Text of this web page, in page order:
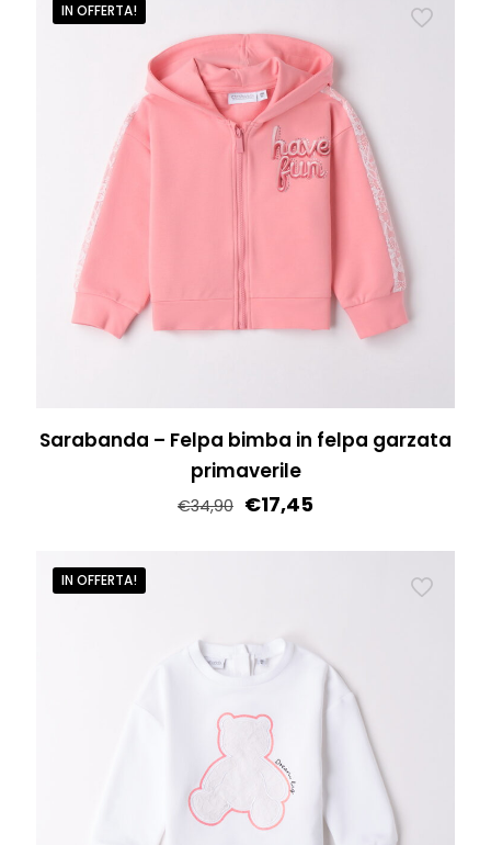
ha
più
varianti.
Le
opzioni
possono
pagina
IN OFFERTA!
Sarabanda – Felpa bimba in felpa garzata
primaverile
€34,90 €17,45
varianti.
opzioni
possono
essere
scelte
IN OFFERTA!